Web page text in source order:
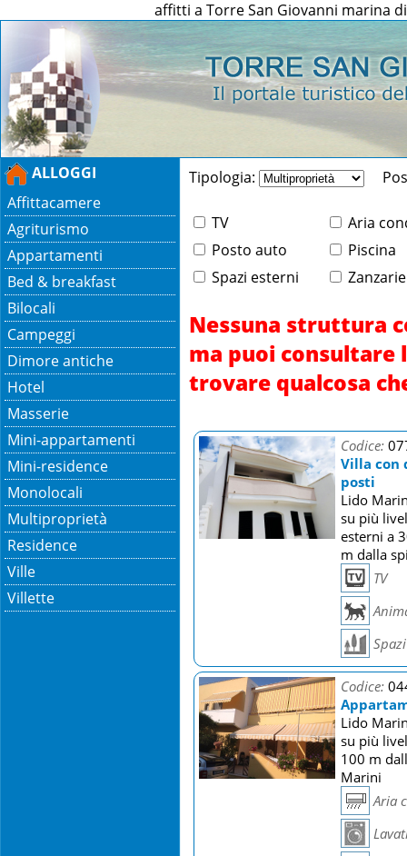
affitti a Torre San Giovanni marina
Tipologia:
TV
Aria
Posto auto
Piscina
Spazi esterni
Nessuna struttura
ma puoi
trovare qualcosa
Codice:
Villa con
posti
Lido
su più
esterni a
m dalla
TV
Codice:
Lido
su più
100 m
Marini
Aria
ALLOGGI
Affittacamere
Agriturismo
Appartamenti
Bed & breakfast
Bilocali
Campeggi
Dimore antiche
Hotel
Masserie
Mini-appartamenti
Mini-residence
Monolocali
Multiproprietà
Residence
Ville
Villette